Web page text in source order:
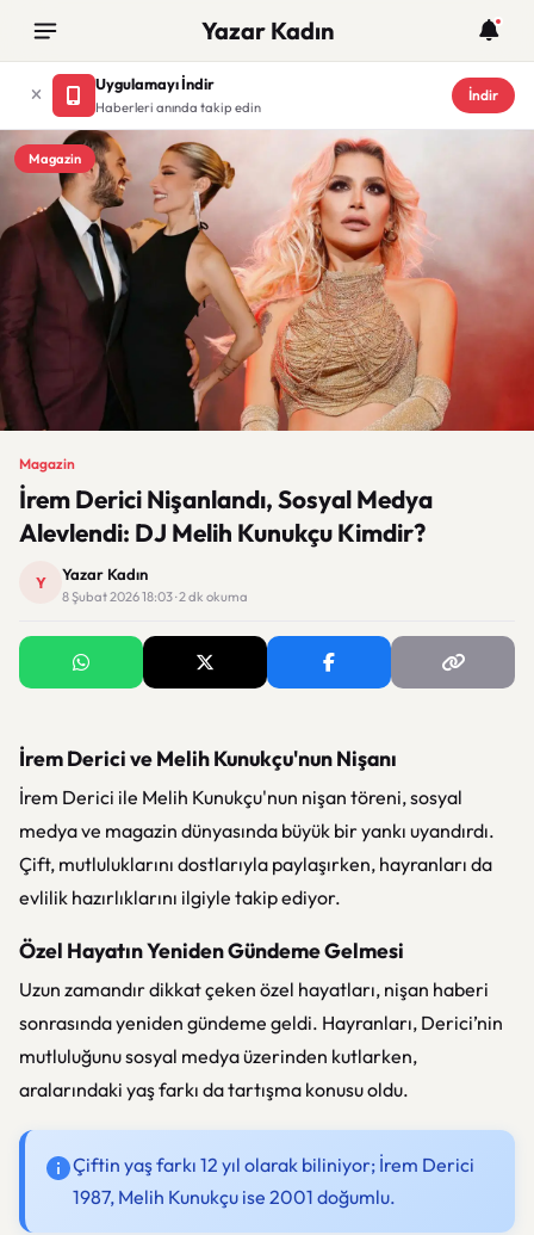
Yazar Kadın
Uygulamayı İndir
Haberleri anında takip edin
İndir
Magazin
Magazin
İrem Derici Nişanlandı, Sosyal Medya
Alevlendi: DJ Melih Kunukçu Kimdir?
Y Yazar Kadın
8 Şubat 2026 18:03 · 2 dk okuma
İrem Derici ve Melih Kunukçu'nun Nişanı
İrem Derici ile Melih Kunukçu'nun nişan töreni, sosyal
medya ve magazin dünyasında büyük bir yankı uyandırdı.
Çift, mutluluklarını dostlarıyla paylaşırken, hayranları da
evlilik hazırlıklarını ilgiyle takip ediyor.
Özel Hayatın Yeniden Gündeme Gelmesi
Uzun zamandır dikkat çeken özel hayatları, nişan haberi
sonrasında yeniden gündeme geldi. Hayranları, Derici’nin
mutluluğunu sosyal medya üzerinden kutlarken,
aralarındaki yaş farkı da tartışma konusu oldu.
Çiftin yaş farkı 12 yıl olarak biliniyor; İrem Derici
1987, Melih Kunukçu ise 2001 doğumlu.